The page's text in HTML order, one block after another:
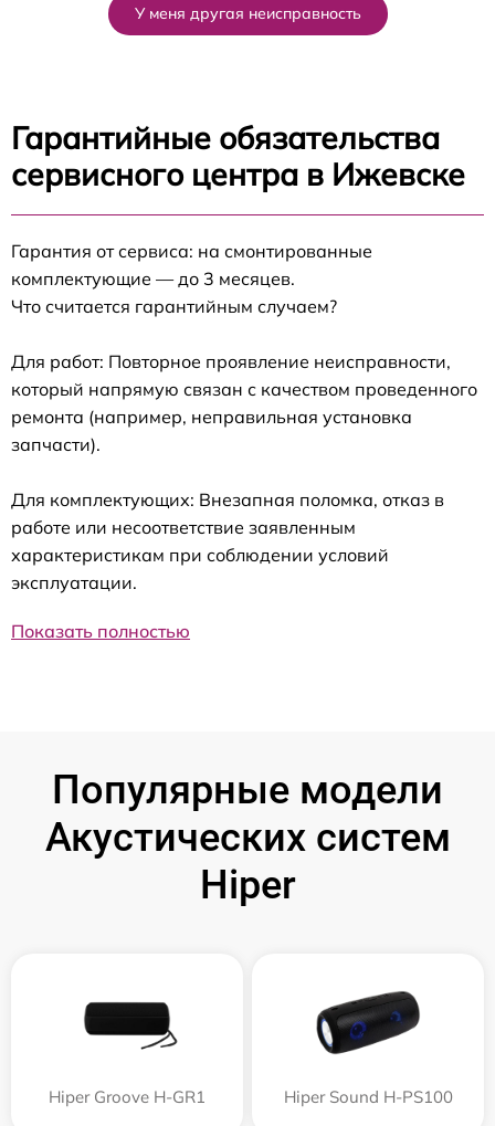
У меня другая неисправность
Гарантийные обязательства
сервисного центра в Ижевске
Гарантия от сервиса: на смонтированные
комплектующие — до 3 месяцев.
Что считается гарантийным случаем?
Для работ: Повторное проявление неисправности,
который напрямую связан с качеством проведенного
ремонта (например, неправильная установка
запчасти).
Для комплектующих: Внезапная поломка, отказ в
работе или несоответствие заявленным
характеристикам при соблюдении условий
эксплуатации.
Показать полностью
Популярные модели
Акустических систем
Hiper
Hiper Groove H-GR1 Hiper Sound H-PS100